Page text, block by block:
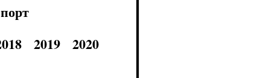
2019
2020